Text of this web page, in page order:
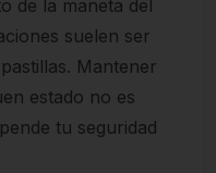
de la maneta del
suelen ser
Mantener
estado no es
tu seguridad